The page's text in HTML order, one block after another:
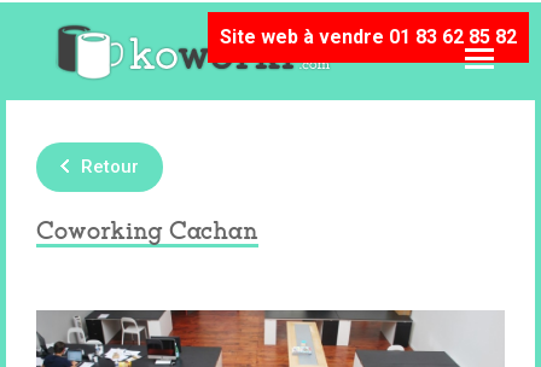
Site web à vendre 01 83 62 85 82
Retour
Coworking Cachan
Les espaces de co-working Start-Way
sont des lieux d’échange, de convivialité et